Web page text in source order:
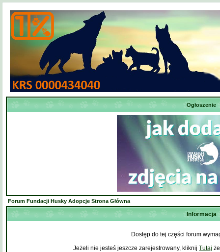
Ogłoszenie
Forum Fundacji Husky Adopcje Strona Główna
Informacja
Dostęp do tej części forum
Jeżeli nie jesteś jeszcze zarejestrowany, kliknijTutaj